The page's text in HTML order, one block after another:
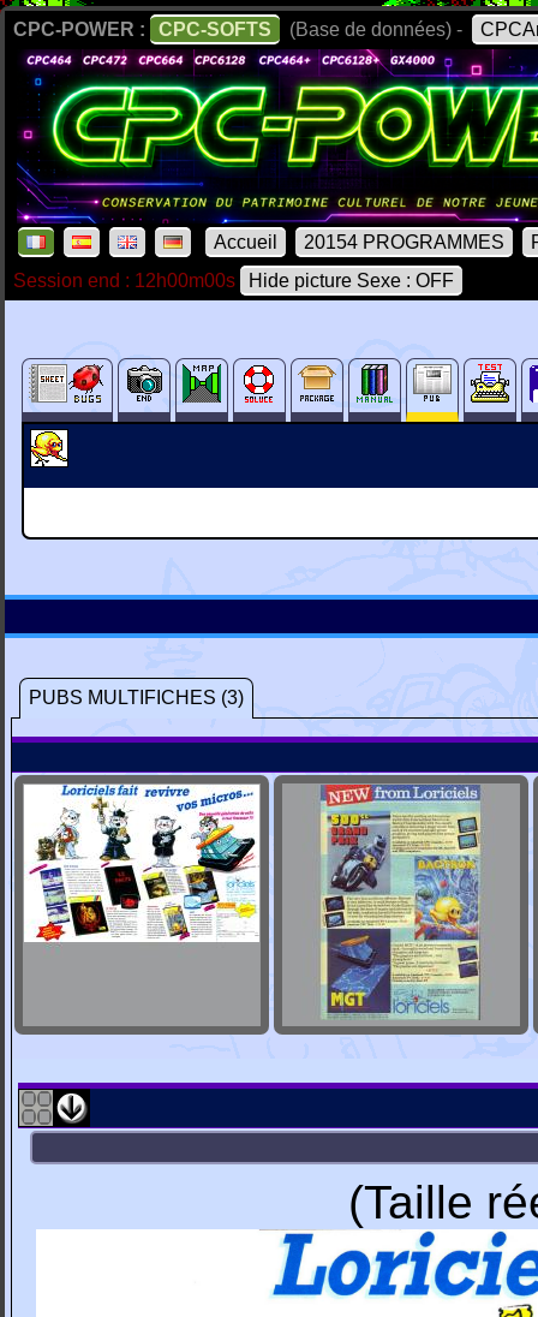
CPC-POWER : CPC-SOFTS (Base de données) -
Accueil 20154 PROGRAMMES
Session end : 12h00m00s
Hide picture Sexe : OFF
PUBS MULTIFICHES (3)
(Taille